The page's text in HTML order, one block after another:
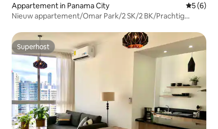
Appartement in Panama City
5 (6)
Nieuw appartement/Omar Park/2 SK/2 BK/Prachtig
Superhost
Superhost